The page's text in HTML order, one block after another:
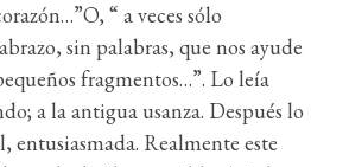
“ a veces sólo
sin palabras, que nos ayude
fragmentos…”. Lo leía
a la antigua usanza. Después lo
entusiasmada. Realmente este